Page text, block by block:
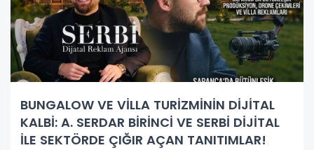
BUNGALOW VE VİLLA TURİZMİNİN DİJİTAL
KALBİ: A. SERDAR BİRİNCİ VE SERBİ DİJİTAL
İLE SEKTÖRDE ÇIĞIR AÇAN TANITIMLAR!